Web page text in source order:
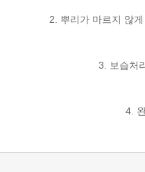
2. 뿌리가 마르지 않
3. 보습처
4.